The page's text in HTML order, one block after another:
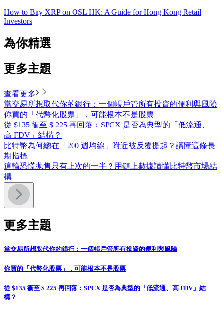
How to Buy XRP on OSL HK: A Guide for Hong Kong Retail
Investors
為你精選
更多主題
查看更多
當交易所想取代你的銀行：一個帳戶管所有投資的便利與風險
你買的「代幣化股票」，可能根本不是股票
從 $135 衝至 $ 225 再回落：SPCX 是否為典型的「低流通、
高 FDV」結構？
比特幣為何總在「200 週均線」附近被反覆提起？讀懂這條長
期指標
這輪恐慌拋售只有上次的一半？用鏈上數據讀懂比特幣市場結
構
更多主題
當交易所想取代你的銀行：一個帳戶管所有投資的便利與風險
你買的「代幣化股票」，可能根本不是股票
從 $135 衝至 $ 225 再回落：SPCX 是否為典型的「低流通、高 FDV」結
構？